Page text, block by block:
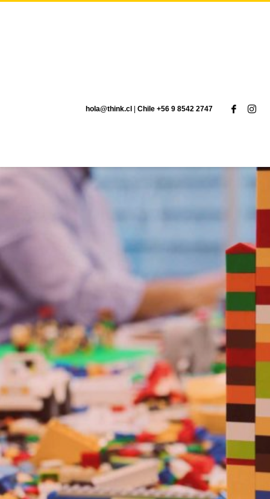
hola@think.cl Chile +56 9 8542 2747